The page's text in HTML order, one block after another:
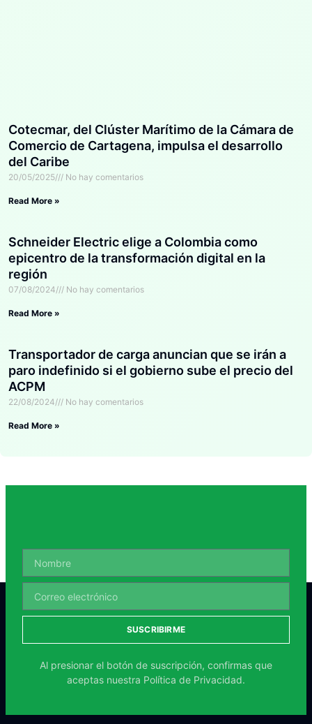
Cotecmar, del Clúster Marítimo de la Cámara de
Comercio de Cartagena, impulsa el desarrollo
del Caribe
20/05/2025 No hay comentarios
Read More »
Schneider Electric elige a Colombia como
epicentro de la transformación digital en la
región
07/08/2024 No hay comentarios
Read More »
Transportador de carga anuncian que se irán a
paro indefinido si el gobierno sube el precio del
ACPM
22/08/2024 No hay comentarios
Read More »
SUSCRIBIRME
Al presionar el botón de suscripción, confirmas que
aceptas nuestra Política de Privacidad.